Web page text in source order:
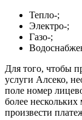
Тепло-;
Электро-;
Газо-;
Для того, чтобы
услуги Алсеко,
поле номер
более нескольких
произвести